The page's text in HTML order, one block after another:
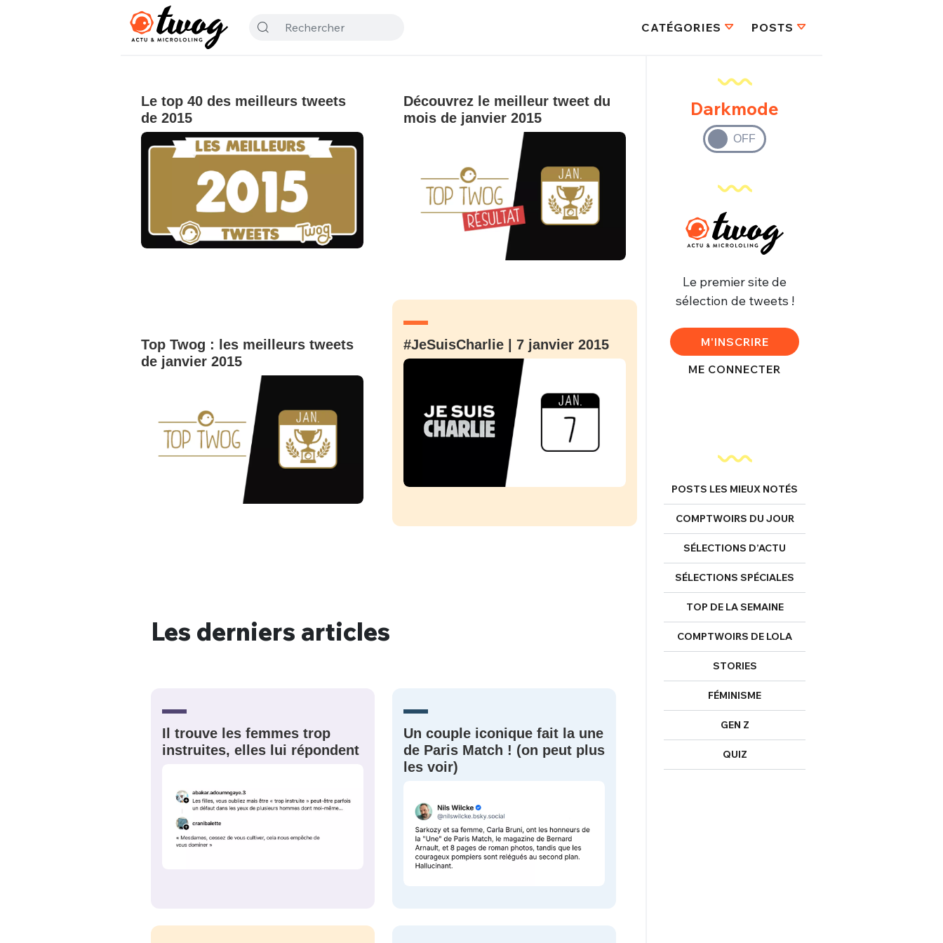
CATÉGORIES POSTS
Le top 40 des meilleurs tweets
de 2015
Découvrez le meilleur tweet du
mois de janvier 2015
Top Twog : les meilleurs tweets
de janvier 2015
#JeSuisCharlie | 7 janvier 2015
Les derniers articles
Il trouve les femmes trop
instruites, elles lui répondent
Un couple iconique fait la une
de Paris Match ! (on peut plus
les voir)
Darkmode
Le premier site de
sélection de tweets !
M'INSCRIRE
ME CONNECTER
POSTS LES MIEUX NOTÉS
COMPTWOIRS DU JOUR
SÉLECTIONS D’ACTU
SÉLECTIONS SPÉCIALES
TOP DE LA SEMAINE
COMPTWOIRS DE LOLA
STORIES
FÉMINISME
GEN Z
QUIZ
FERMER
Bienvenue !
PASSWORD
Connexion
Mot de passe perdu ?
Que souhaitez-vous proposer ?
C'EST PARTI
sélection
M'INSCRIRE
Un Thread